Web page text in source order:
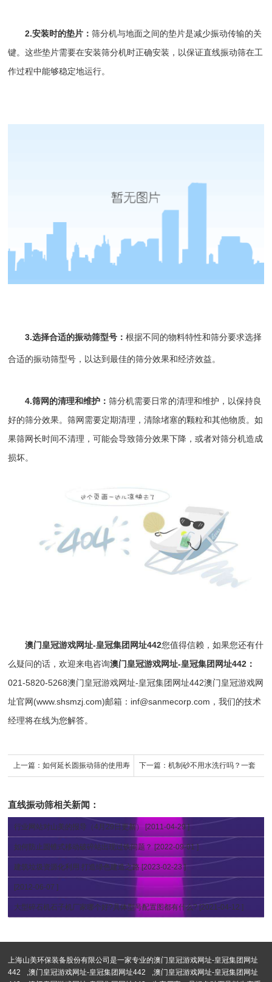
2.安装时的垫片：筛分机与地面之间的垫片是减少振动传输的关
键。这些垫片需要在安装筛分机时正确安装，以保证直线振动筛在工
作过程中能够稳定地运行。
3.选择合适的振动筛型号：根据不同的物料特性和筛分要求选择
合适的振动筛型号，以达到最佳的筛分效果和经济效益。
4.筛网的清理和维护：筛分机需要日常的清理和维护，以保持良
好的筛分效果。筛网需要定期清理，清除堵塞的颗粒和其他物质。如
果筛网长时间不清理，可能会导致筛分效果下降，或者对筛分机造成
损坏。
澳门皇冠游戏网址-皇冠集团网址442您值得信赖，如果您还有什
么疑问的话，欢迎来电咨询澳门皇冠游戏网址-皇冠集团网址442 ：
021-5820-5268澳门皇冠游戏网址-皇冠集团网址442澳门皇冠游戏网
址官网(www.shsmzj.com)邮箱： inf@sanmecorp.com ，我们的技术
经理将在线为您解答。
上一篇： 如何延长圆振动筛的使用寿 下一篇：机制砂不用水洗行吗？一套
直线振动筛相关新闻：
行业网站对山美的报导（4月29日更新） [2011-04-29 ]
如何防止圆锥式移动破碎站出现过铁问题？ [2022-09-01 ]
建筑垃圾资源化利用 打造绿色建造之路 [2023-02-23 ]
[2012-06-07 ]
大型碎石机石子机厂家哪个好?具体型号配置图都有什么? [2021-04-12 ]
上海山美环保装备股份有限公司是一家专业的澳门皇冠游戏网址-皇冠集团网址
442
,澳门皇冠游戏网址-皇冠集团网址442 ,澳门皇冠游戏网址-皇冠集团网址